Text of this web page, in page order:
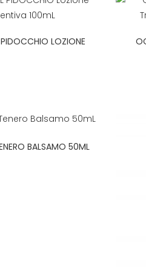
LOZIONE
BALSAMO 50ML